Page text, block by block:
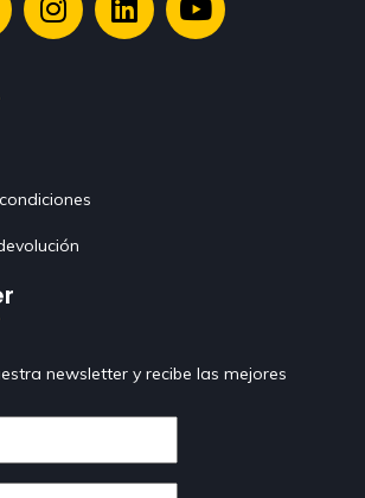
newsletter y recibe las mejores